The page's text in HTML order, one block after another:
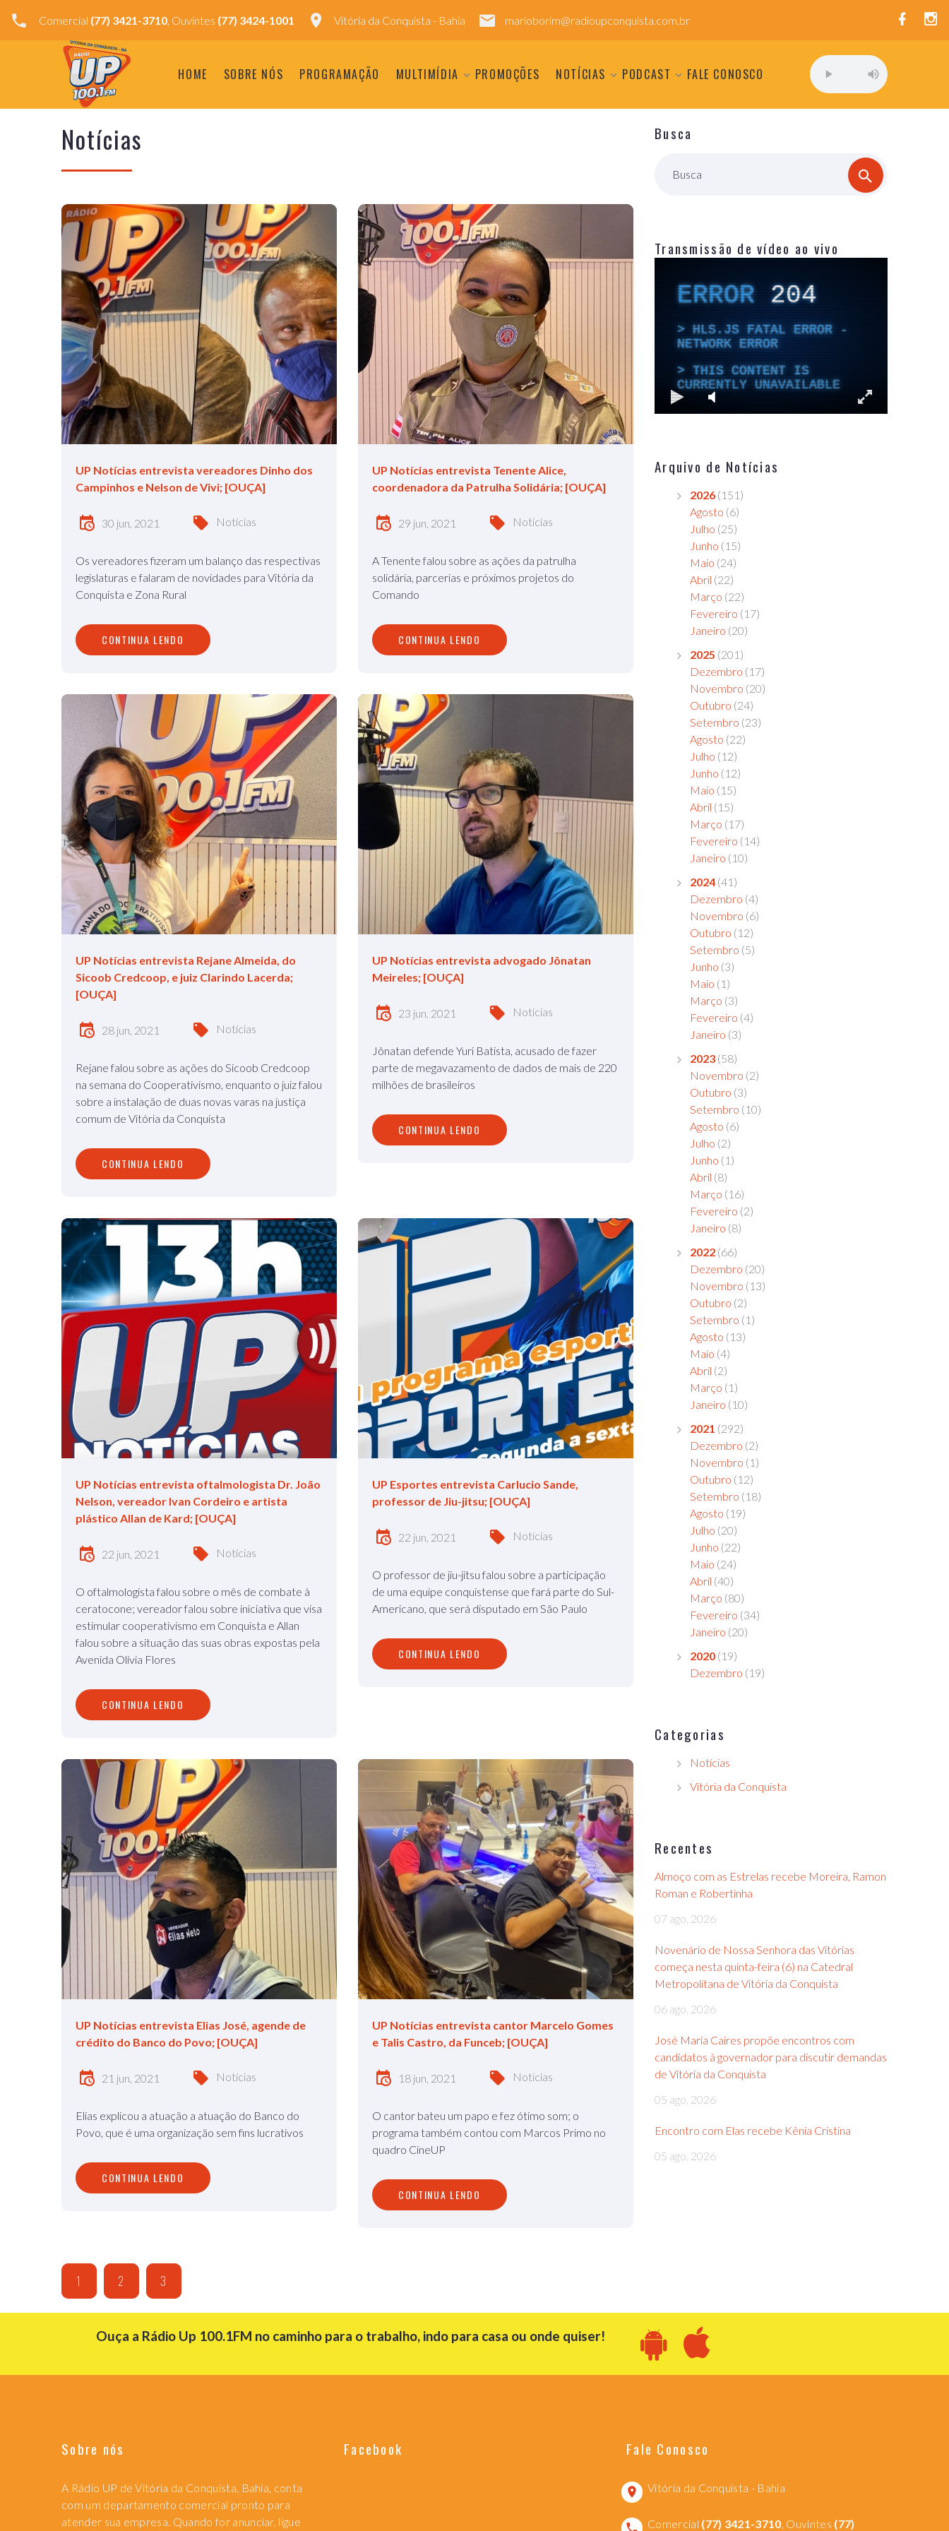
Comercial (77) 3421-3710, Ouvintes (77) 3424-1001 Vitória da Conquista - Bahia marioborim@radioupconquista.com.br
HOME SOBRE NÓS PROGRAMAÇÃO MULTIMÍDIA PROMOÇÕES NOTÍCIAS PODCAST FALE CONOSCO
Notícias
UP Notícias entrevista vereadores Dinho dos
Campinhos e Nelson de Vivi; [OUÇA]
30 jun, 2021 Notícias
Os vereadores fizeram um balanço das respectivas
legislaturas e falaram de novidades para Vitória da
Conquista e Zona Rural
CONTINUA LENDO
UP Notícias entrevista Tenente Alice,
coordenadora da Patrulha Solidária; [OUÇA]
29 jun, 2021 Notícias
A Tenente falou sobre as ações da patrulha
solidária, parcerias e próximos projetos do
Comando
CONTINUA LENDO
UP Notícias entrevista Rejane Almeida, do
Sicoob Credcoop, e juiz Clarindo Lacerda;
[OUÇA]
28 jun, 2021 Notícias
Rejane falou sobre as ações do Sicoob Credcoop
na semana do Cooperativismo, enquanto o juiz falou
sobre a instalação de duas novas varas na justiça
comum de Vitória da Conquista
CONTINUA LENDO
UP Notícias entrevista advogado Jônatan
Meireles; [OUÇA]
23 jun, 2021 Notícias
Jônatan defende Yuri Batista, acusado de fazer
parte de megavazamento de dados de mais de 220
milhões de brasileiros
CONTINUA LENDO
UP Notícias entrevista oftalmologista Dr. João
Nelson, vereador Ivan Cordeiro e artista
plástico Allan de Kard; [OUÇA]
22 jun, 2021 Notícias
O oftalmologista falou sobre o mês de combate à
ceratocone; vereador falou sobre iniciativa que visa
estimular cooperativismo em Conquista e Allan
falou sobre a situação das suas obras expostas pela
Avenida Olívia Flores
CONTINUA LENDO
UP Esportes entrevista Carlucio Sande,
professor de Jiu-jitsu; [OUÇA]
22 jun, 2021 Notícias
O professor de jiu-jitsu falou sobre a participação
de uma equipe conquistense que fará parte do Sul-
Americano, que será disputado em São Paulo
CONTINUA LENDO
UP Notícias entrevista Elias José, agende de
crédito do Banco do Povo; [OUÇA]
21 jun, 2021 Notícias
Elias explicou a atuação a atuação do Banco do
Povo, que é uma organização sem fins lucrativos
CONTINUA LENDO
UP Notícias entrevista cantor Marcelo Gomes
e Talis Castro, da Funceb; [OUÇA]
18 jun, 2021 Notícias
O cantor bateu um papo e fez ótimo som; o
programa também contou com Marcos Primo no
quadro CineUP
CONTINUA LENDO
1 2 3
Busca
Busca
Transmissão de vídeo ao vivo
Arquivo de Notícias
2026 (151)
Agosto (6)
Julho (25)
Junho (15)
Maio (24)
Abril (22)
Março (22)
Fevereiro (17)
Janeiro (20)
2025 (201)
Dezembro (17)
Novembro (20)
Outubro (24)
Setembro (23)
Agosto (22)
Julho (12)
Junho (12)
Maio (15)
Abril (15)
Março (17)
Fevereiro (14)
Janeiro (10)
2024 (41)
Dezembro (4)
Novembro (6)
Outubro (12)
Setembro (5)
Junho (3)
Maio (1)
Março (3)
Fevereiro (4)
Janeiro (3)
2023 (58)
Novembro (2)
Outubro (3)
Setembro (10)
Agosto (6)
Julho (2)
Junho (1)
Abril (8)
Março (16)
Fevereiro (2)
Janeiro (8)
2022 (66)
Dezembro (20)
Novembro (13)
Outubro (2)
Setembro (1)
Agosto (13)
Maio (4)
Abril (2)
Março (1)
Janeiro (10)
2021 (292)
Dezembro (2)
Novembro (1)
Outubro (12)
Setembro (18)
Agosto (19)
Julho (20)
Junho (22)
Maio (24)
Abril (40)
Março (80)
Fevereiro (34)
Janeiro (20)
2020 (19)
Dezembro (19)
Categorias
Notícias
Vitória da Conquista
Recentes
Almoço com as Estrelas recebe Moreira, Ramon
Roman e Robertinha
07 ago, 2026
Novenário de Nossa Senhora das Vitórias
começa nesta quinta-feira (6) na Catedral
Metropolitana de Vitória da Conquista
06 ago, 2026
José Maria Caires propõe encontros com
candidatos à governador para discutir demandas
de Vitória da Conquista
05 ago, 2026
Encontro com Elas recebe Kênia Cristina
05 ago, 2026
Ouça a Rádio Up 100.1FM no caminho para o trabalho, indo para casa ou onde quiser!
Sobre nós
A Rádio UP de Vitória da Conquista, Bahia, conta
com um departamento comercial pronto para
atender sua empresa. Quando for anunciar, ligue
Facebook Fale Conosco
Vitória da Conquista - Bahia
Comercial (77) 3421-3710, Ouvintes (77)